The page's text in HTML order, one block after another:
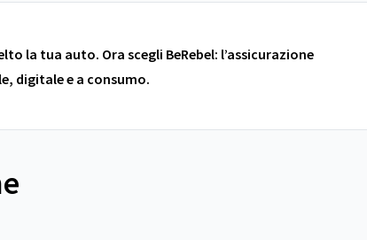
la tua auto. Ora scegli BeRebel: l’assicurazione
digitale e a consumo.